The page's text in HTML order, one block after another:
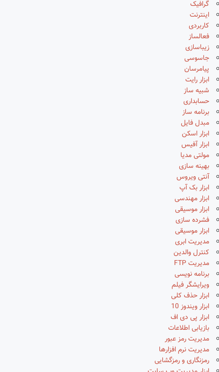
گرافیک
اینترنت
کاربردی
فعالساز
زیباسازی
جاسوسی
پیامرسان
ابزار رایت
شبیه ساز
حسابداری
برنامه ساز
مبدل فایل
ابزار اسکن
ابزار آفیس
مولتی مدیا
بهینه سازی
آنتی ویروس
ابزار بک آپ
ابزار مهندسی
ابزار موسیقی
فشرده سازی
ابزار موسیقی
مدیریت ابری
کنترل والدین
مدیریت FTP
برنامه نویسی
ویرایشگر فیلم
ابزار حذف کلی
ابزار ویندوز 10
ابزار پی دی اف
بازیابی اطلاعات
مدیریت رمز عبور
مدیریت نرم افزارها
رمزنگاری و رمزگشایی